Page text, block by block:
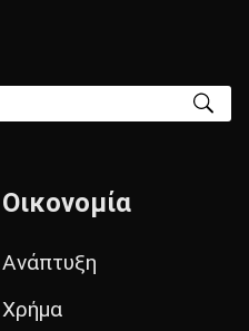
Οικονομία
Ανάπτυξη
Χρήμα